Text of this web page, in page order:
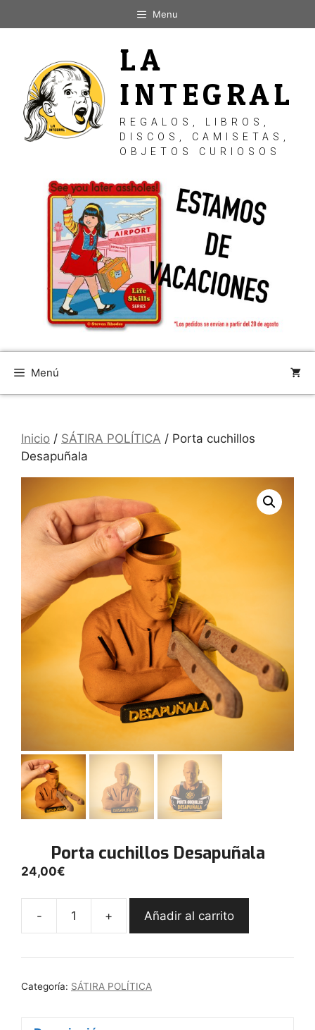
al
Menu
LA
INTEGRAL
REGALOS, LIBROS,
DISCOS, CAMISETAS,
OBJETOS CURIOSOS
Menú
Inicio / SÁTIRA POLÍTICA / Porta cuchillos
Desapuñala
Porta cuchillos Desapuñala
24,00€
-
Porta
Desapuñala
+ Añadir al carrito
Categoría: SÁTIRA POLÍTICA